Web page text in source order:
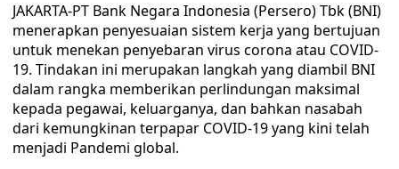
JAKARTA-PT Bank Negara Indonesia (Persero) Tbk (BNI)
menerapkan penyesuaian sistem kerja yang bertujuan
untuk menekan penyebaran virus corona atau COVID-
19. Tindakan ini merupakan langkah yang diambil BNI
dalam rangka memberikan perlindungan maksimal
kepada pegawai, keluarganya, dan bahkan nasabah
dari kemungkinan terpapar COVID-19 yang kini telah
menjadi Pandemi global.